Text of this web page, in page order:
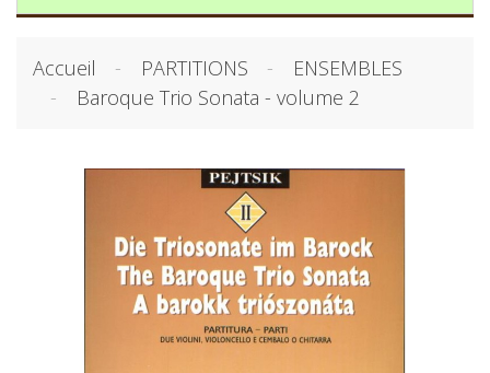
Accueil PARTITIONS
ENSEMBLES
Baroque Trio Sonata - volume 2